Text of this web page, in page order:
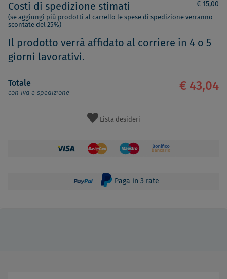
Costi di spedizione stimati € 15,00
(se aggiungi più prodotti al carrello le spese di spedizione verranno
scontate del 25%)
Il prodotto verrà affidato al corriere in 4 o 5
giorni lavorativi.
Totale
con Iva e spedizione
€ 43,04
Lista desideri
Paga in 3 rate